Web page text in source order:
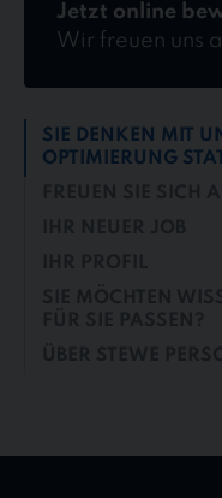
Jetzt online
Wir freuen uns
SIE DENKEN MIT
OPTIMIERUNG